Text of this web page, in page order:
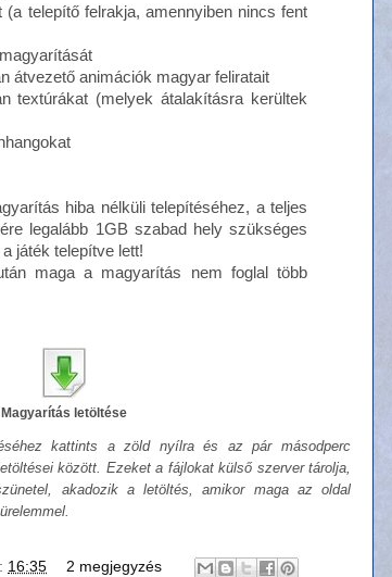
telepítő felrakja, amennyiben nincs fent
átvezető animációk magyar feliratait
textúrákat (melyek átalakításra kerültek
hiba nélküli telepítéséhez, a teljes
legalább 1GB szabad hely szükséges
játék telepítve lett!
maga a magyarítás nem foglal több
Magyarítás letöltése
kattints a zöld nyílra és az pár másodperc
között. Ezeket a fájlokat külső szerver tárolja,
akadozik a letöltés, amikor maga az oldal
16:35 2 megjegyzés